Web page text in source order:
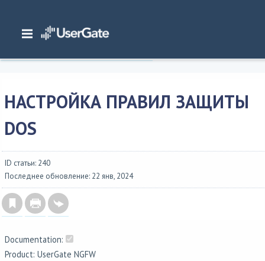
Главная/ Документация/NGFW
Интерфейс командной строки (CLI)
НАСТРОЙКА ПРАВИЛ ЗАЩИТЫ
DOS
ID статьи: 240
Последнее обновление: 22 янв, 2024
Documentation:
Product: UserGate NGFW